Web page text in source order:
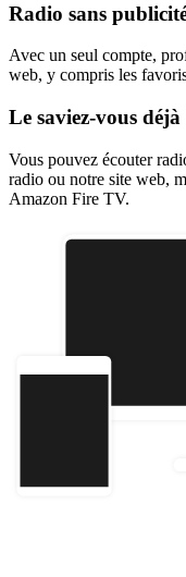
Radio sans
Avec un seul compte,
web, y compris les
Le saviez-vous déjà
Vous pouvez écouter
radio ou notre site web,
Amazon Fire TV.